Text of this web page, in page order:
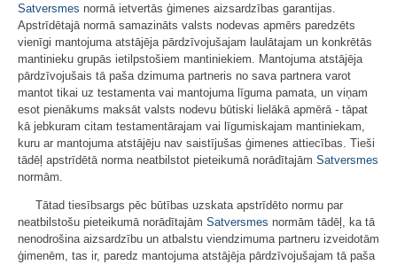
Satversmes normā ietvertās ģimenes aizsardzības garantijas.
Apstrīdētajā normā samazināts valsts nodevas apmērs paredzēts
vienīgi mantojuma atstājēja pārdzīvojušajam laulātajam un konkrētās
mantinieku grupās ietilpstošiem mantiniekiem. Mantojuma atstājēja
pārdzīvojušais tā paša dzimuma partneris no sava partnera varot
mantot tikai uz testamenta vai mantojuma līguma pamata, un viņam
esot pienākums maksāt valsts nodevu būtiski lielākā apmērā - tāpat
kā jebkuram citam testamentārajam vai līgumiskajam mantiniekam,
kuru ar mantojuma atstājēju nav saistījušas ģimenes attiecības. Tieši
tādēļ apstrīdētā norma neatbilstot pieteikumā norādītajām Satversmes
normām.
Tātad tiesībsargs pēc būtības uzskata apstrīdēto normu par
neatbilstošu pieteikumā norādītajām Satversmes normām tādēļ, ka tā
nenodrošina aizsardzību un atbalstu viendzimuma partneru izveidotām
ģimenēm, tas ir, paredz mantojuma atstājēja pārdzīvojušajam tā paša